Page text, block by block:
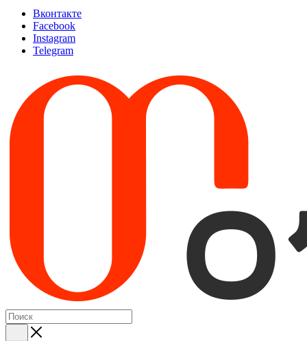
Вконтакте
Facebook
Instagram
Telegram